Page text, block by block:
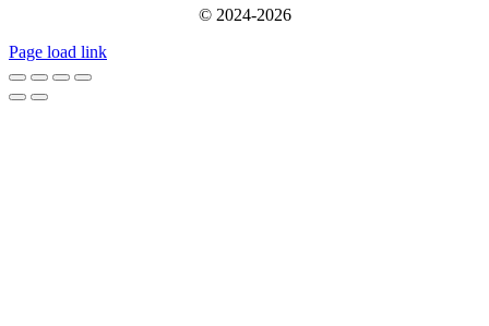
© 2024-2026
Page load link